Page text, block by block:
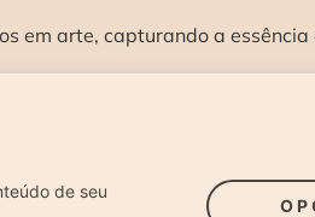
de seu
em arte, capturando a